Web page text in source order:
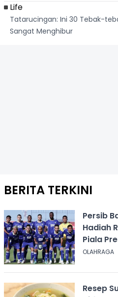
Life
Tatarucingan: Ini 30 Tebak-
Sangat Menghibur
BERITA TERKINI
Persib
Hadiah
Piala
Bonusnya
OLAHRAGA
Resep